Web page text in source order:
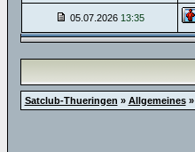
05.07.2026 13:35
Satclub-Thueringen » Allgemeines»